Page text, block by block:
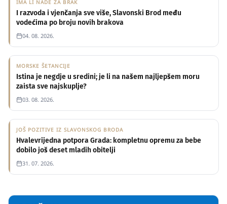
IMA LI NADE ZA BRAK
I razvoda i vjenčanja sve više, Slavonski Brod među
vodećima po broju novih brakova
04. 08. 2026.
MORSKE ŠETANCIJE
Istina je negdje u sredini; je li na našem najljepšem moru
zaista sve najskuplje?
03. 08. 2026.
JOŠ POZITIVE IZ SLAVONSKOG BRODA
Hvalevrijedna potpora Grada: kompletnu opremu za bebe
dobilo još deset mladih obitelji
31. 07. 2026.
NEUGASIV PLAMEN SJEĆANJA
Zahvaljujući žrtvi hrvatskih vitezova,
slobodi